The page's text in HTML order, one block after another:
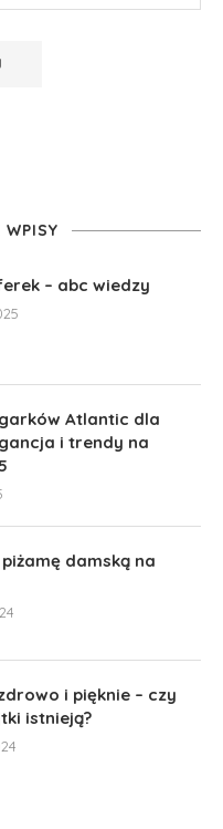
– abc wiedzy
Atlantic dla
i trendy na
damską na
i pięknie – czy
istnieją?